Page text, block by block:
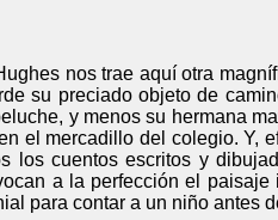
nos trae aquí otra
su preciado objeto de
y menos su hermana
el mercadillo del colegio. Y,
los cuentos escritos y
a la perfección el
para contar a un niño antes